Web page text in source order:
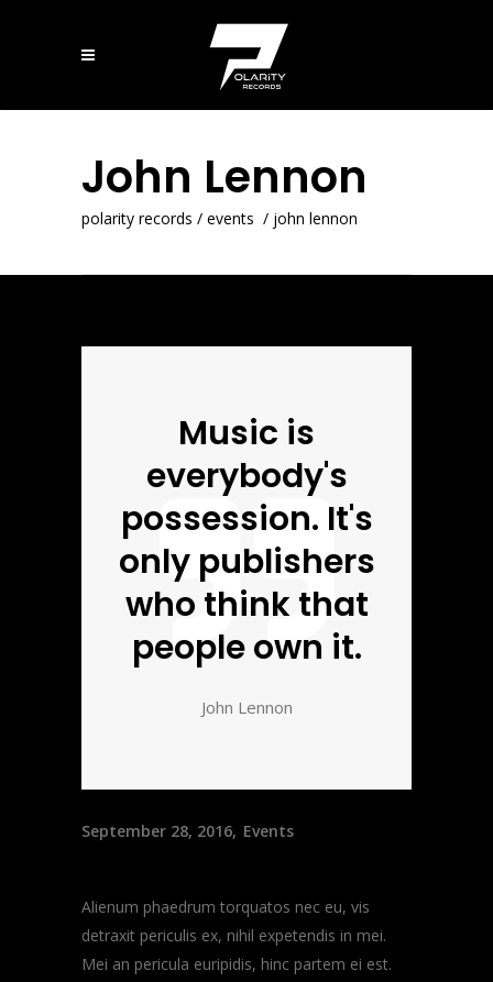
John Lennon
polarity records / events / john lennon
Music is
everybody's
possession. It's
only publishers
who think that
people own it.
John Lennon
September 28, 2016 Events
Alienum phaedrum torquatos nec eu, vis
detraxit periculis ex, nihil expetendis in mei.
Mei an pericula euripidis, hinc partem ei est.